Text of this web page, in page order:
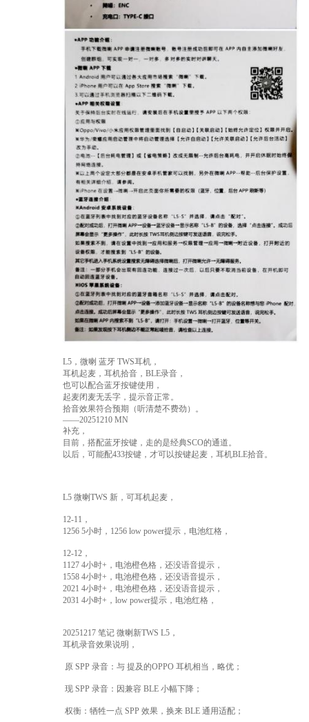
L5，微喇 蓝牙 TWS耳机，
耳机起麦，耳机拾音，BLE录音，
也可以配合蓝牙按键使用，
起麦闭麦无丢字，提示音正常。
拾音效果符合预期（听清楚不费劲）。
——20251210 MN
补充，
目前，搭配蓝牙按键，走的是经典SCO的通道。
以后，可能配433按键，才可以按键起麦，耳机BLE拾音。
L5 微喇TWS 新，可耳机起麦，
12-11，
1256 5小时，1256 low power提示，电池红格，
12-12，
1127 4小时+，电池橙色格，还没语音提示，
1558 4小时+，电池橙色格，还没语音提示，
2021 4小时+，电池橙色格，还没语音提示，
2031 4小时+，low power提示，电池红格，
20251217 笔记 微喇新TWS L5，
耳机录音效果说明，
原 SPP 录音：与 提及的OPPO 耳机相当，略优；
现 SPP 录音：因兼容 BLE 小幅下降；
权衡：牺牲一点 SPP 效果，换来 BLE 通用适配；